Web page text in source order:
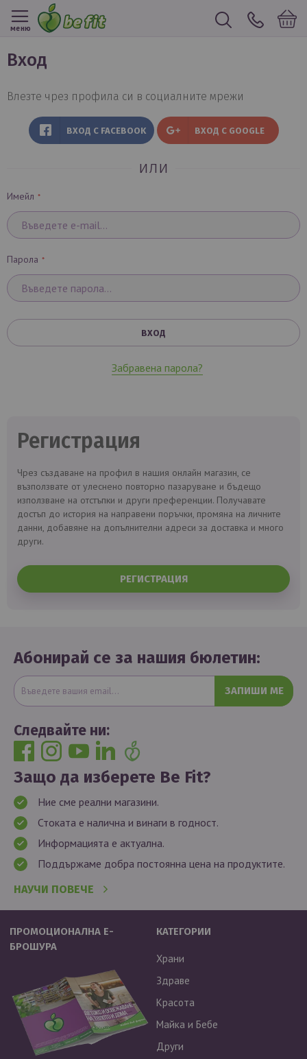
меню
вход
Влезте чрез профила си в социалните мрежи
ВХОД С FACEBOOK ВХОД С GOOGLE
или
Имейл
Парола
ВХОД
Забравена парола?
Регистрация
Чрез създаване на профил в нашия онлайн магазин, се
възползвате от улеснено повторно пазаруване и бъдещо
използване на отстъпки и други преференции. Получавате
достъп до история на направени поръчки, промяна на личните
данни, добавяне на допълнителни адреси за доставка и много
други.
РЕГИСТРАЦИЯ
Абонирай се за нашия бюлетин:
ЗАПИШИ МЕ
Следвайте ни:
Защо да изберете Be Fit?
Ние сме реални магазини.
Стоката е налична и винаги в годност.
Информацията е актуална.
Поддържаме добра постоянна цена на продуктите.
НАУЧИ ПОВЕЧЕ
ПРОМОЦИОНАЛНА Е-
БРОШУРА
КАТЕГОРИИ
Храни
Здраве
Красота
Майка и Бебе
Други